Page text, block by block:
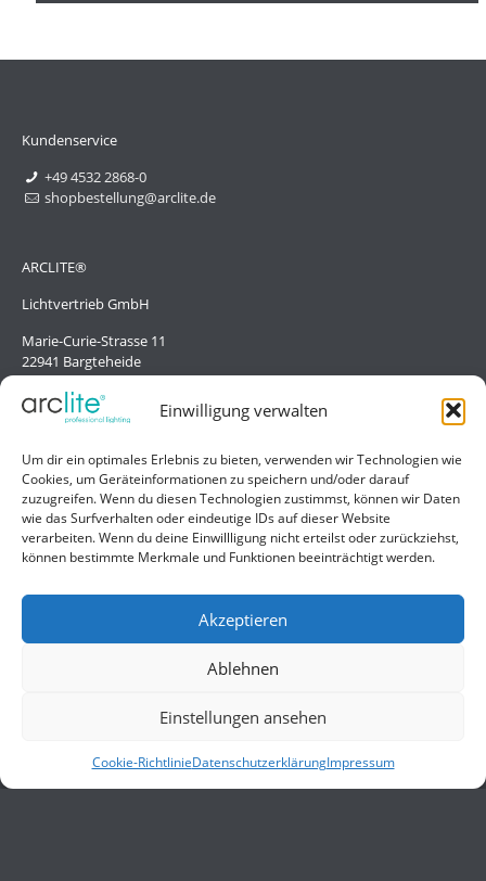
Einwilligung verwalten
Um dir ein optimales Erlebnis zu bieten, verwenden wir Technologien wie
Cookies, um Geräteinformationen zu speichern und/oder darauf
zuzugreifen. Wenn du diesen Technologien zustimmst, können wir Daten
wie das Surfverhalten oder eindeutige IDs auf dieser Website
verarbeiten. Wenn du deine Einwillligung nicht erteilst oder zurückziehst,
können bestimmte Merkmale und Funktionen beeinträchtigt werden.
Akzeptieren
Ablehnen
Einstellungen ansehen
Cookie-RichtlinieDatenschutzerklärungImpressum
Kundenservice
+49 4532 2868-0
shopbestellung@arclite.de
ARCLITE®
Lichtvertrieb GmbH
Marie-Curie-Strasse 11
22941 Bargteheide
Deutschland/Germany
Hilfe
Liefer- und Zahlungsbedingungen
Kontakt